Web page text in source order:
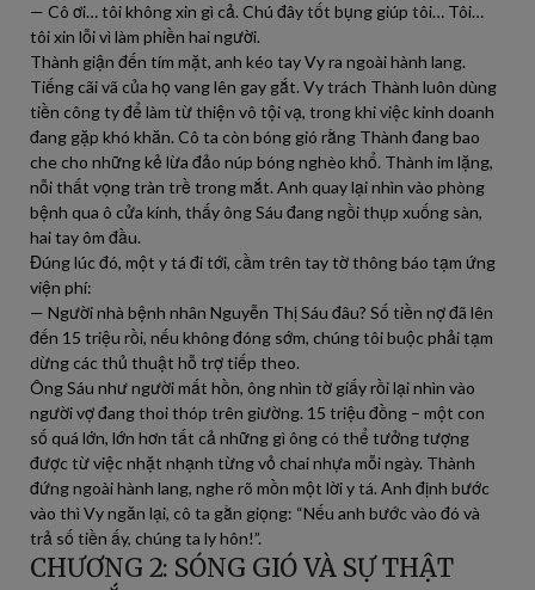
— Cô ơi… tôi không xin gì cả. Chú đây tốt bụng giúp tôi… Tôi…
tôi xin lỗi vì làm phiền hai người.
Thành giận đến tím mặt, anh kéo tay Vy ra ngoài hành lang.
Tiếng cãi vã của họ vang lên gay gắt. Vy trách Thành luôn dùng
tiền công ty để làm từ thiện vô tội vạ, trong khi việc kinh doanh
đang gặp khó khăn. Cô ta còn bóng gió rằng Thành đang bao
che cho những kẻ lừa đảo núp bóng nghèo khổ. Thành im lặng,
nỗi thất vọng tràn trề trong mắt. Anh quay lại nhìn vào phòng
bệnh qua ô cửa kính, thấy ông Sáu đang ngồi thụp xuống sàn,
hai tay ôm đầu.
Đúng lúc đó, một y tá đi tới, cầm trên tay tờ thông báo tạm ứng
viện phí:
— Người nhà bệnh nhân Nguyễn Thị Sáu đâu? Số tiền nợ đã lên
đến 15 triệu rồi, nếu không đóng sớm, chúng tôi buộc phải tạm
dừng các thủ thuật hỗ trợ tiếp theo.
Ông Sáu như người mất hồn, ông nhìn tờ giấy rồi lại nhìn vào
người vợ đang thoi thóp trên giường. 15 triệu đồng – một con
số quá lớn, lớn hơn tất cả những gì ông có thể tưởng tượng
được từ việc nhặt nhạnh từng vỏ chai nhựa mỗi ngày. Thành
đứng ngoài hành lang, nghe rõ mồn một lời y tá. Anh định bước
vào thì Vy ngăn lại, cô ta gằn giọng: “Nếu anh bước vào đó và
trả số tiền ấy, chúng ta ly hôn!”.
CHƯƠNG 2: SÓNG GIÓ VÀ SỰ THẬT